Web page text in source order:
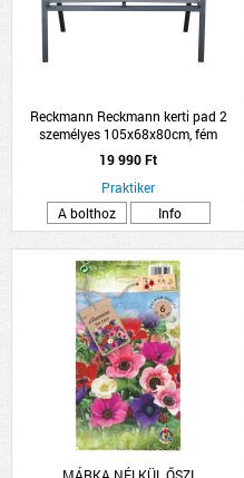
Reckmann Reckmann kerti pad 2
személyes 105x68x80cm, fém
19 990 Ft
Praktiker
A bolthoz
Info